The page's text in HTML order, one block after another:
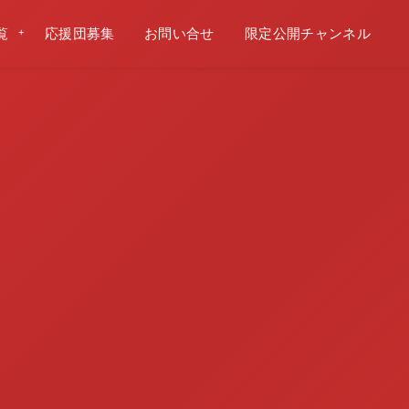
応援団募集 お問い合せ 限定公開チャンネル